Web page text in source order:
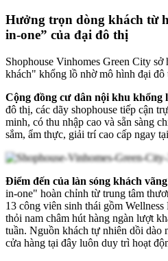
Hưởng trọn dòng khách từ
in-one” của đại đô thị
Shophouse Vinhomes Green City
khách" khổng lồ nhờ mô hình đại
Cộng đồng cư dân nội khu khổng
đô thị, các dãy shophouse tiếp cận
minh, có thu nhập cao và sẵn sàng
sắm, ẩm thực, giải trí cao cấp ngay
Điểm đến của làn sóng khách
in-one" hoàn chỉnh từ trung tâm
13 công viên sinh thái gồm Wellness
thỏi nam châm hút hàng ngàn lượt
tuần. Nguồn khách tự nhiên dồi dào
cửa hàng tại đây luôn duy trì hoạt